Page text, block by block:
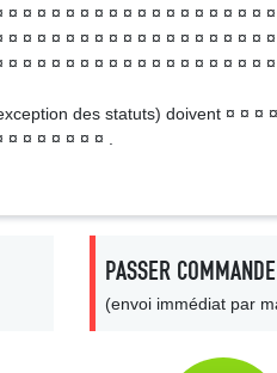
¤ ¤ ¤ ¤ ¤ ¤ ¤ ¤ ¤ ¤ ¤ ¤ ¤ ¤ ¤ ¤ ¤ ¤
¤ ¤ ¤ ¤ ¤ ¤ ¤ ¤ ¤ ¤ ¤ ¤ ¤ ¤ ¤ ¤ ¤ ¤
¤ ¤ ¤ ¤ ¤ ¤ ¤ ¤ ¤ ¤ ¤ ¤ ¤ ¤ ¤ ¤ ¤ ¤
des statuts) doivent ¤ ¤
¤ ¤ ¤ ¤ ¤ ¤ .
PASSER
(envoi immédiat par